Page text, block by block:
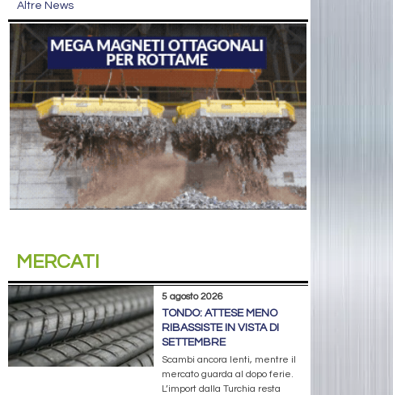
Altre News
MERCATI
5 agosto 2026
TONDO: ATTESE MENO
RIBASSISTE IN VISTA DI
SETTEMBRE
Scambi ancora lenti, mentre il
mercato guarda al dopo ferie.
L’import dalla Turchia resta